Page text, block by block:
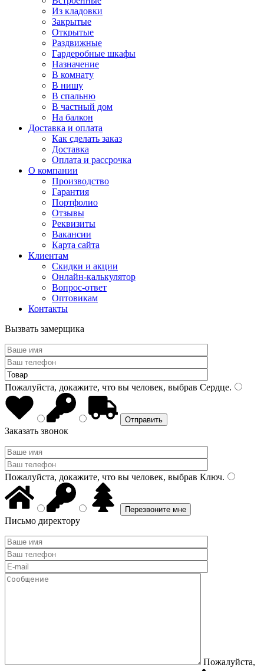
Из кладовки
Закрытые
Открытые
Раздвижные
Гардеробные шкафы
Назначение
В комнату
В нишу
В спальню
В частный дом
На балкон
Доставка и оплата
Как сделать заказ
Доставка
Оплата и рассрочка
О компании
Производство
Гарантия
Портфолио
Отзывы
Реквизиты
Вакансии
Карта сайта
Клиентам
Скидки и акции
Онлайн-калькулятор
Вопрос-ответ
Оптовикам
Контакты
Вызвать замерщика
Пожалуйста, докажите, что вы человек, выбрав Сердце.
Заказать звонок
Пожалуйста, докажите, что вы человек, выбрав Ключ.
Письмо директору
Пожалуйста,